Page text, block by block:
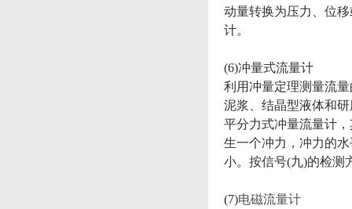
动量转换为压力、位
计。
(6)冲量式流量计
利用冲量定理测量流
泥浆、结晶型液体和
平分力式冲量流量计
生一个冲力，冲力的
小。按信号(九)的检测
(7)电磁流量计